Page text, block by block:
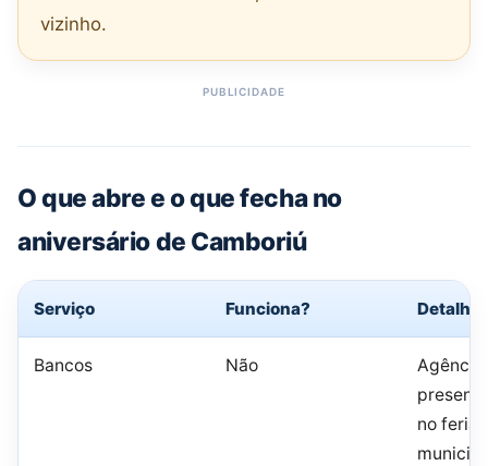
vizinho.
O que abre e o que fecha no
aniversário de Camboriú
Serviço Funciona? Detalhe
Bancos Não
no